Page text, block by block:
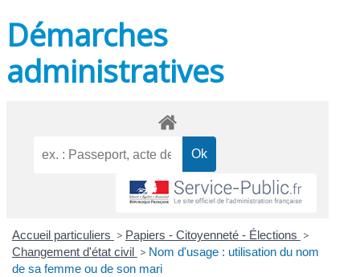
Démarches
administratives
Accueil particuliers > Papiers - Citoyenneté - Élections >
Changement d'état civil > Nom d'usage : utilisation du nom
de sa femme ou de son mari